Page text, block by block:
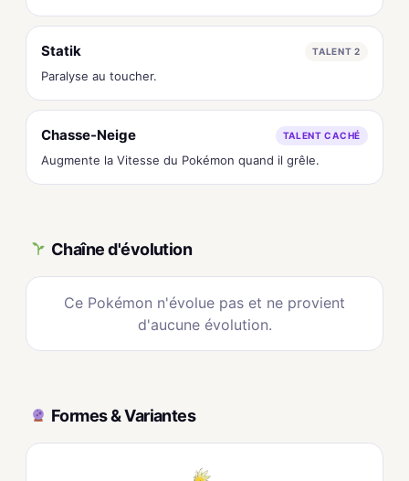
Statik TALENT 2
Paralyse au toucher.
Chasse-Neige TALENT CACHÉ
Augmente la Vitesse du Pokémon quand il grêle.
Chaîne d'évolution
Ce Pokémon n'évolue pas et ne provient
d'aucune évolution.
Formes & Variantes